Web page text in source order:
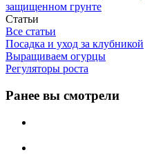
защищенном грунте
Статьи
Все статьи
Посадка и уход за клубникой
Выращиваем огурцы
Регуляторы роста
Ранее вы смотрели